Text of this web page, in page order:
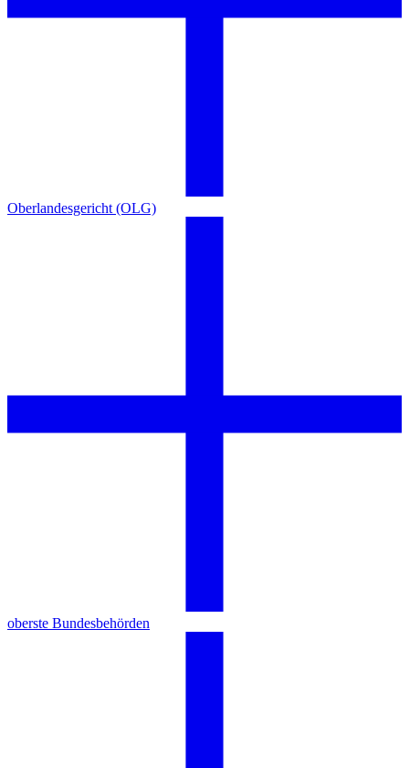
Oberlandesgericht (OLG)
oberste Bundesbehörden